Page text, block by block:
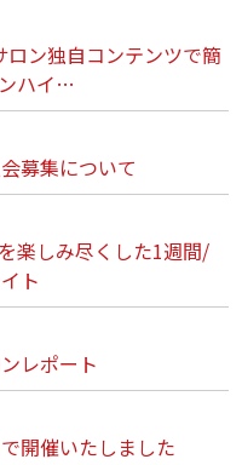
ン独自コンテンツで簡
ハイ…
募集について
楽しみ尽くした1週間/
ト
レポート
開催いたしました